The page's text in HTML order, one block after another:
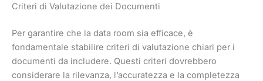
Criteri di Valutazione dei Documenti
Per garantire che la data room sia efficace, è
fondamentale stabilire criteri di valutazione chiari per i
documenti da includere. Questi criteri dovrebbero
considerare la rilevanza, l’accuratezza e la completezza